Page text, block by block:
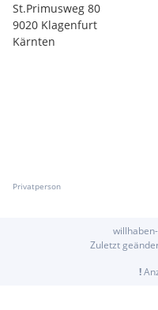
St.Primusweg 80
9020 Klagenfurt
Kärnten
Privatperson
Zuletzt
!